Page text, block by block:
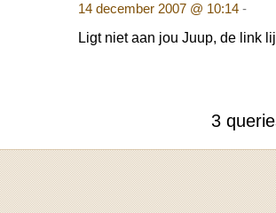
14 december 2007 @ 10:14 -
Ligt niet aan jou Juup, de link
3